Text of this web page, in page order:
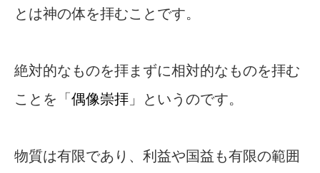
とは神の体を拝むことです。
絶対的なものを拝まずに相対的なものを拝む
ことを「 偶像崇拝 」というのです。
物質は有限であり、利益や国益も有限の範囲